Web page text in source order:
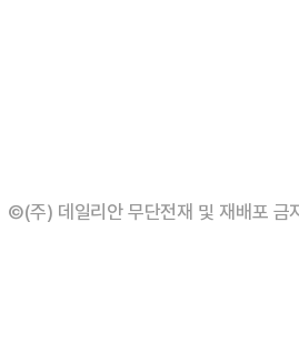
©(주) 데일리안 무단전재 및 재배포 금